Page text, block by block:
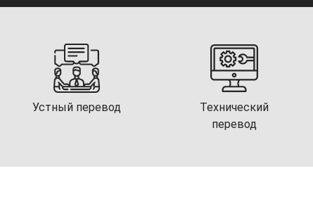
Устный перевод
Технический
перевод